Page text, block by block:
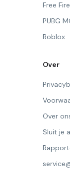
Free
PUBG
Roblox
Over
Over
Sluit je